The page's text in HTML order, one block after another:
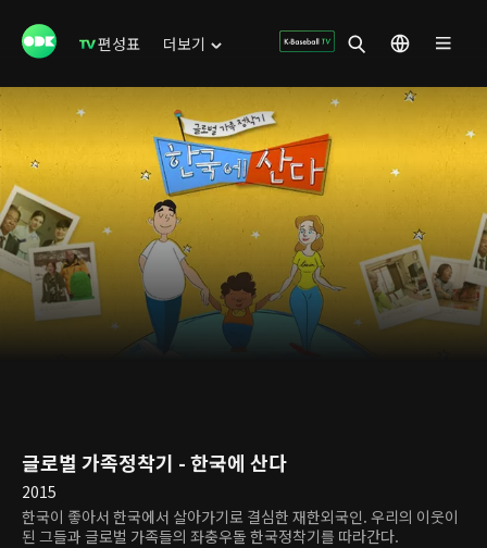
편성표 더보기
글로벌 가족정착기 - 한국에 산다
2015
한국이 좋아서 한국에서 살아가기로 결심한 재한외국인. 우리의 이웃이
된 그들과 글로벌 가족들의 좌충우돌 한국정착기를 따라간다.